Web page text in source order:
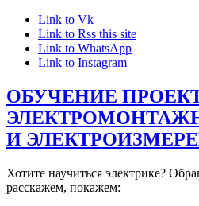
Link to Vk
Link to Rss this site
Link to WhatsApp
Link to Instagram
ОБУЧЕНИЕ
И
Хотите научиться электрике?
расскажем, покажем: